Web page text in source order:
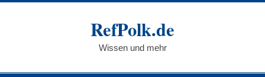
Zum
RefPolk.de
Wissen und mehr